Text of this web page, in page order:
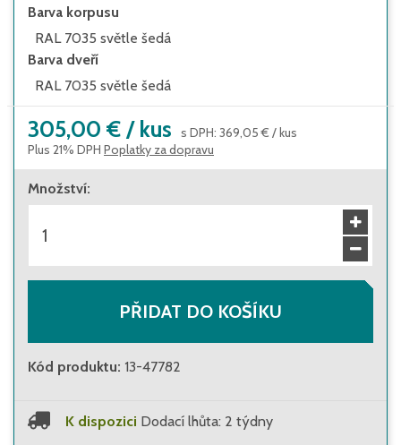
Barva korpusu
RAL 7035 světle šedá
Barva dveří
RAL 7035 světle šedá
305,00 € / kus s DPH: 369,05 € /kus
Plus 21% DPH Poplatky za dopravu
Množství:
PŘIDAT DO KOŠÍKU
Kód produktu: 13-47782
K dispozici Dodací lhůta: 2 týdny